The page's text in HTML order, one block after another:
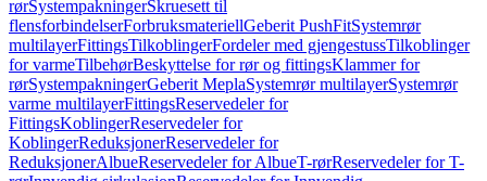
rørSystempakningerSkruesett til
flensforbindelserForbruksmateriellGeberit PushFitSystemrør
multilayerFittingsTilkoblingerFordeler med gjengestussTilkoblinger
for varmeTilbehørBeskyttelse for rør og fittingsKlammer for
rørSystempakningerGeberit MeplaSystemrør multilayerSystemrør
varme multilayerFittingsReservedeler for
FittingsKoblingerReservedeler for
KoblingerReduksjonerReservedeler for
ReduksjonerAlbueReservedeler for AlbueT-rørReservedeler for T-